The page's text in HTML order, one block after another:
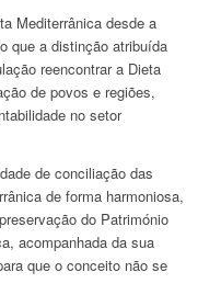
Mediterrânica desde a
que a distinção atribuída
reencontrar a Dieta
de povos e regiões,
no setor
de conciliação das
de forma harmoniosa,
do Património
acompanhada da sua
que o conceito não se